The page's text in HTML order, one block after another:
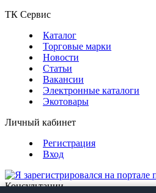
ТК Сервис
Каталог
Торговые марки
Новости
Статьи
Вакансии
Электронные каталоги
Экотовары
Личный кабинет
Регистрация
Вход
Консультации